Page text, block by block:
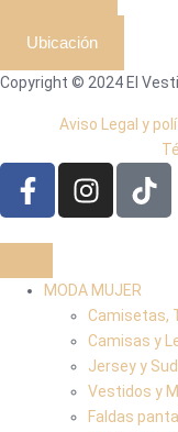
Ubicación
Copyright © 2024 El
Aviso Legal y
MODA MUJER
Camisetas,
Camisas y
Jersey y
Vestidos y
Faldas